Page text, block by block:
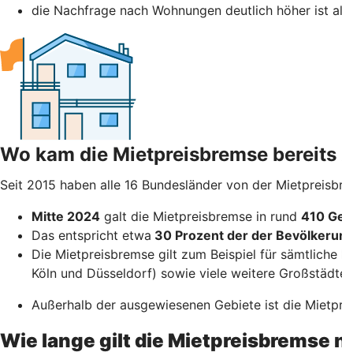
die Nachfrage nach Wohnungen deutlich höher ist
Wo kam die Mietpreisbremse
Seit 2015 haben alle 16 Bundesländer von der
Mitte 2024 galt die Mietpreisbremse in rund 410
Das entspricht etwa 30 Prozent der der
Die Mietpreisbremse gilt zum Beispiel für
Köln und Düsseldorf) sowie viele weitere
Außerhalb der ausgewiesenen Gebiete ist die
Wie lange gilt die Mietpreisbremse